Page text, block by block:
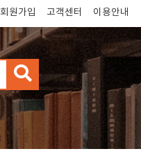
회원가입 고객센터 이용안내
검
색